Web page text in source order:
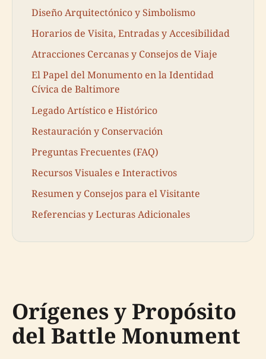
Diseño Arquitectónico y Simbolismo
Horarios de Visita, Entradas y Accesibilidad
Atracciones Cercanas y Consejos de Viaje
El Papel del Monumento en la Identidad
Cívica de Baltimore
Legado Artístico e Histórico
Restauración y Conservación
Preguntas Frecuentes (FAQ)
Recursos Visuales e Interactivos
Resumen y Consejos para el Visitante
Referencias y Lecturas Adicionales
Orígenes y Propósito
del Battle Monument